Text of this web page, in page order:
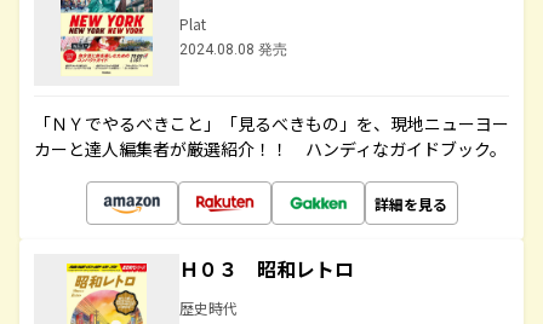
Plat
2024.08.08 発売
「ＮＹでやるべきこと」「見るべきもの」を、現地ニューヨー
カーと達人編集者が厳選紹介！！ ハンディなガイドブック。
詳細を見る
Ｈ０３ 昭和レトロ
歴史時代